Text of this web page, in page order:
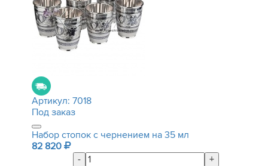
Артикул: 7018
Под заказ
Набор стопок с чернением на 35 мл
82 820
-
+